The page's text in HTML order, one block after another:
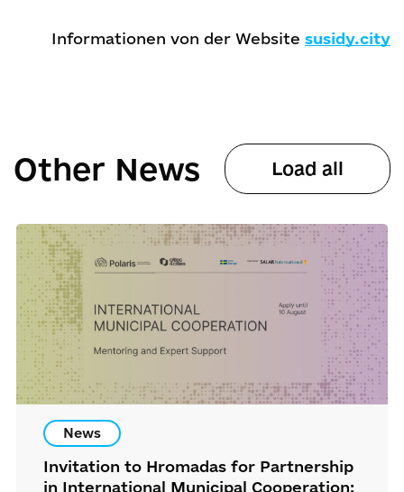
Informationen von der Website susidy.city
Other News Load all
News
Invitation to Hromadas for Partnership
in International Municipal Cooperation: